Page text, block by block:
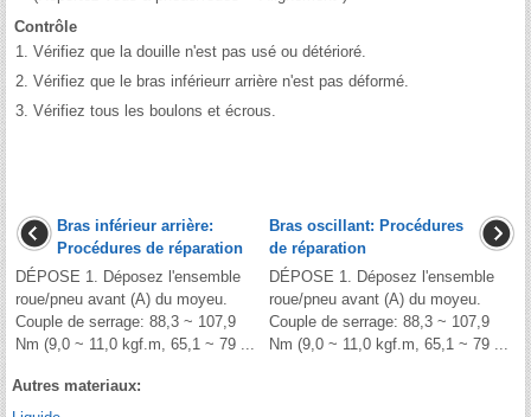
Contrôle
1.
Vérifiez que la douille n'est pas usé ou détérioré.
2. Vérifiez que le bras inférieurr arrière n'est pas déformé.
3. Vérifiez tous les boulons et écrous.
Bras inférieur arrière:
Procédures de réparation
DÉPOSE 1. Déposez l'ensemble
roue/pneu avant (A) du moyeu.
Couple de serrage: 88,3 ~ 107,9
Nm (9,0 ~ 11,0 kgf.m, 65,1 ~ 79 ...
Bras oscillant: Procédures
de réparation
DÉPOSE 1. Déposez l'ensemble
roue/pneu avant (A) du moyeu.
Couple de serrage: 88,3 ~ 107,9
Nm (9,0 ~ 11,0 kgf.m, 65,1 ~ 79 ...
Autres materiaux: